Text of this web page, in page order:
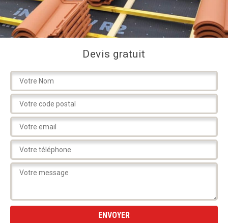
Devis gratuit